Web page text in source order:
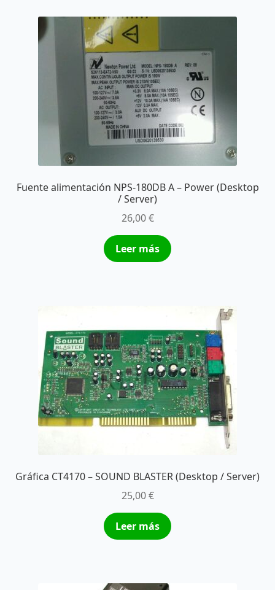
Fuente alimentación NPS-180DB A – Power (Desktop
/ Server)
26,00€
Leer más
Gráfica CT4170 – SOUND BLASTER (Desktop / Server)
25,00€
Leer más